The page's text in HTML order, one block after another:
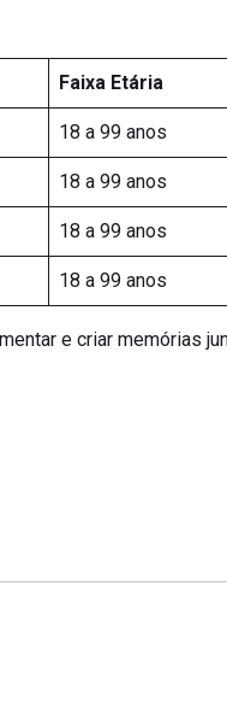
Faixa Etária
18 a 99 anos
18 a 99 anos
18 a 99 anos
18 a 99 anos
e criar memórias